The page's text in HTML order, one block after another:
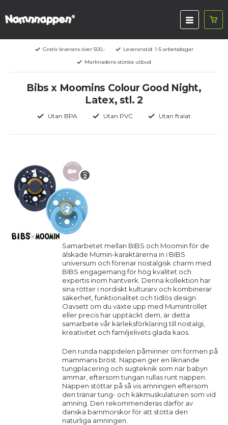
Gratis leverans över 500,-
Leveranstid: 1-5 arbetsdagar
Marknadens största utbud
Bibs x Moomins Colour Good Night,
Latex, stl. 2
Utan BPA Utan PVC Utan ftalat
Samarbetet mellan BIBS och Moomin för de
älskade Mumin-karaktärerna in i BIBS
universum och förenar nostalgisk charm med
BIBS engagemang för hög kvalitet och
expertis inom hantverk. Denna kollektion har
sina rötter i nordiskt kulturarv och kombinerar
säkerhet, funktionalitet och tidlös design.
Oavsett om du växte upp med Mumintrollet
eller precis har upptäckt dem, är detta
samarbete vår kärleksförklaring till nostalgi,
kreativitet och familjelivets glada kaos.
Den runda nappdelen påminner om formen på
mammans bröst. Nappen ger en liknande
tungplacering och sugteknik som när babyn
ammar, eftersom tungan rullas runt nappen.
Nappen stöttar på så vis amningen eftersom
den tränar tung- och käkmuskulaturen som vid
amning. Den rekommenderas därför av
danska barnmorskor för att stötta den
naturliga amningen.